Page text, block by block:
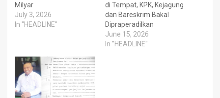
Milyar
July 3, 2026
In "HEADLINE"
di Tempat, KPK, Kejagung
dan Bareskrim Bakal
Dipraperadilkan
June 15, 2026
In "HEADLINE"